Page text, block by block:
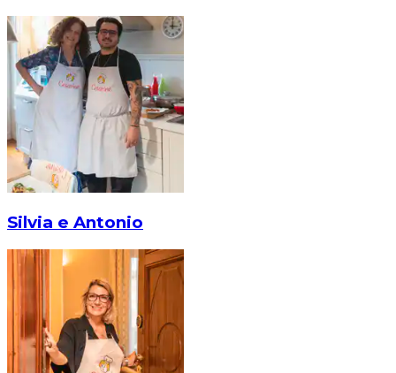
Silvia e Antonio